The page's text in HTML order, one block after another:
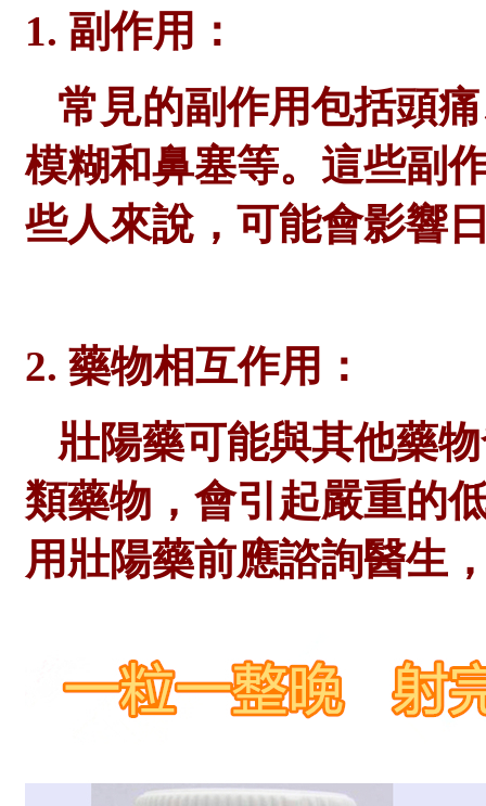
1. 副作用：
常見的副作用包括頭
模糊和鼻塞等。這些副
些人來說，可能會影響
2. 藥物相互作用：
壯陽藥可能與其他藥
類藥物，會引起嚴重的
用壯陽藥前應諮詢醫生